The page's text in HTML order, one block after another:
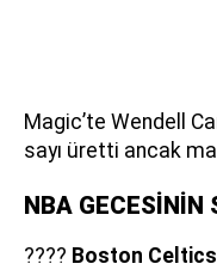
Magic’te Wendell
sayı üretti ancak
NBA GECESİNİN
???? Boston